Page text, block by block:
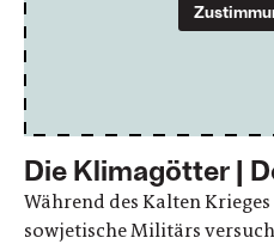
Die Klimagötter |
Während des Kalten
sowjetische Militärs